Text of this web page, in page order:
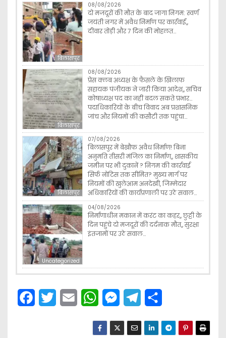
बिलासपुर
08/08/2026
दो मजदूरों की मौत के बाद जागा निगम: स्वर्ण
जयंती नगर में अवैध निर्माण पर कार्रवाई,,
दीवार तोड़ी और 7 दिन की मोहलत…
बिलासपुर
08/08/2026
प्रेस क्लब अध्यक्ष के फैसले के खिलाफ
सहायक पंजीयक ने जारी किया आदेश,, सचिव
कोषाध्यक्ष पद का नहीं बदल सकते प्रभार…
पदाधिकारियों के बीच विवाद अब प्रशासनिक
जांच और नियमों की कसौटी तक पहुंचा…
बिलासपुर
07/08/2026
बिलासपुर में बेखौफ अवैध निर्माण! बिना
अनुमति तीसरी मंजिल का निर्माण,, शासकीय
जमीन पर भी दुकानें ? निगम की कार्रवाई
सिर्फ नोटिस तक सीमित? मुख्य मार्ग पर
नियमों की खुलेआम अनदेखी, जिम्मेदार
अधिकारियों की कार्यप्रणाली पर उठे सवाल…
Uncategorized
04/08/2026
निर्माणाधीन मकान में करंट का कहर,, छुट्टी के
दिन पहुंचे दो मजदूरों की दर्दनाक मौत,, सुरक्षा
इंतजामों पर उठे सवाल…
W
a
M
s
l
a